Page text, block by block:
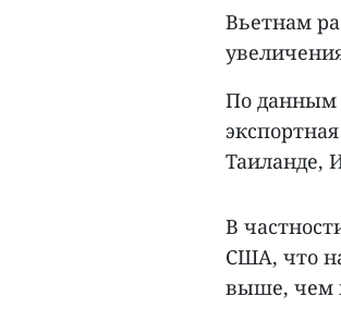
Вьетнам
По данным
Таиланде,
В
США, что
выше, чем